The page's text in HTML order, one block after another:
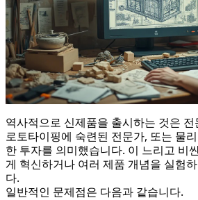
역사적으로 신제품을 출시하는 것은
로토타이핑에 숙련된 전문가, 또는 물
한 투자를 의미했습니다. 이 느리고 비
게 혁신하거나 여러 제품 개념을 실험
다.
일반적인 문제점은 다음과 같습니다.